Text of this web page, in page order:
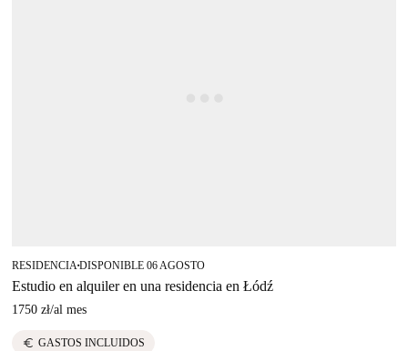
RESIDENCIA ■DISPONIBLE 06 AGOSTO
Estudio en alquiler en una residencia en Łódź
1750 zł/al mes
euro GASTOS INCLUIDOS